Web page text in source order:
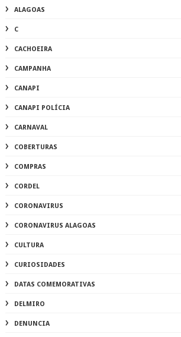
ALAGOAS
C
CACHOEIRA
CAMPANHA
CANAPI
CANAPI POLÍCIA
CARNAVAL
COBERTURAS
COMPRAS
CORDEL
CORONAVIRUS
CORONAVIRUS ALAGOAS
CULTURA
CURIOSIDADES
DATAS COMEMORATIVAS
DELMIRO
DENUNCIA